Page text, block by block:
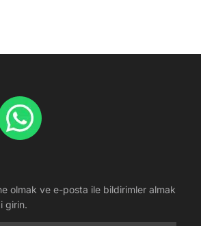
olmak ve e-posta ile bildirimler almak
girin.